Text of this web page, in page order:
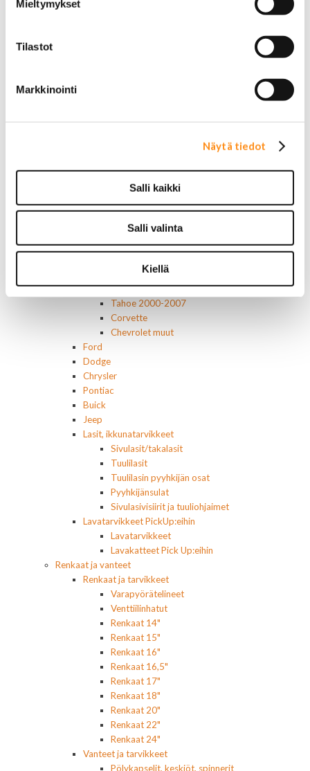
Mieltymykset
Tilastot
Markkinointi
Näytä tiedot
Salli kaikki
Salli valinta
Kiellä
Kirjallisuus
Mustang korinosat
Van 1978-1996
Pick upp 1988-1999
Pick upp 2000-2007
Suburban 1992-1999
Suburban 2000-2006
Tahoe 2000-2007
Corvette
Chevrolet muut
Ford
Dodge
Chrysler
Pontiac
Buick
Jeep
Lasit, ikkunatarvikkeet
Sivulasit/takalasit
Tuulilasit
Tuulilasin pyyhkijän osat
Pyyhkijänsulat
Sivulasivisiirit ja tuuliohjaimet
Lavatarvikkeet PickUp:eihin
Lavatarvikkeet
Lavakatteet Pick Up:eihin
Renkaat ja vanteet
Renkaat ja tarvikkeet
Varapyörätelineet
Venttiilinhatut
Renkaat 14"
Renkaat 15"
Renkaat 16"
Renkaat 16,5"
Renkaat 17"
Renkaat 18"
Renkaat 20"
Renkaat 22"
Renkaat 24"
Vanteet ja tarvikkeet
Pölykapselit, keskiöt, spinnerit